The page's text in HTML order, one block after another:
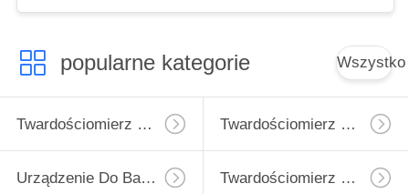
popularne kategorie Wszystko
Twardościomierz Micro Vickers Twardościomierz Vickersa
Urządzenie Do Badania Twardości Rockwell Twardościomierz Brinella